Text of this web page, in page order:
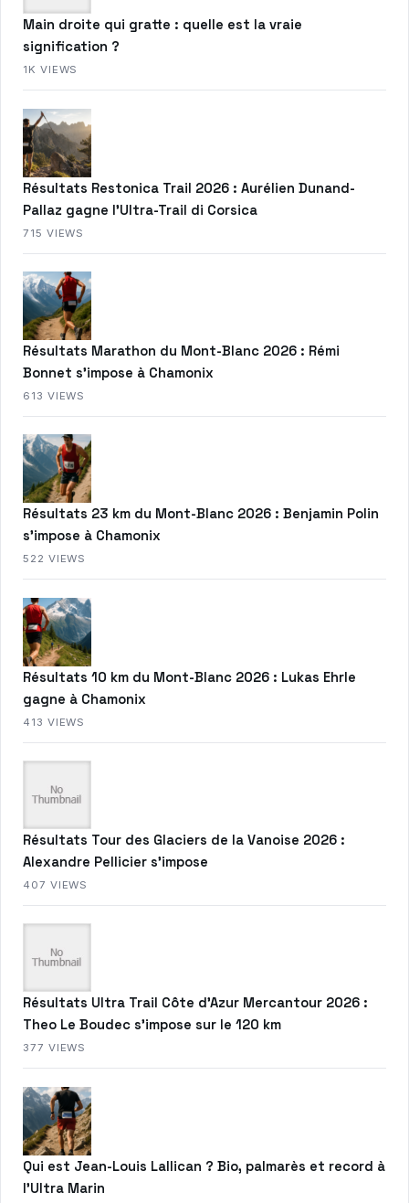
Main droite qui gratte : quelle est la vraie
signification ?
1K VIEWS
Résultats Restonica Trail 2026 : Aurélien Dunand-
Pallaz gagne l’Ultra-Trail di Corsica
715 VIEWS
Résultats Marathon du Mont-Blanc 2026 : Rémi
Bonnet s’impose à Chamonix
613 VIEWS
Résultats 23 km du Mont-Blanc 2026 : Benjamin Polin
s’impose à Chamonix
522 VIEWS
Résultats 10 km du Mont-Blanc 2026 : Lukas Ehrle
gagne à Chamonix
413 VIEWS
Résultats Tour des Glaciers de la Vanoise 2026 :
Alexandre Pellicier s’impose
407 VIEWS
Résultats Ultra Trail Côte d’Azur Mercantour 2026 :
Theo Le Boudec s’impose sur le 120 km
377 VIEWS
Qui est Jean-Louis Lallican ? Bio, palmarès et record à
l’Ultra Marin